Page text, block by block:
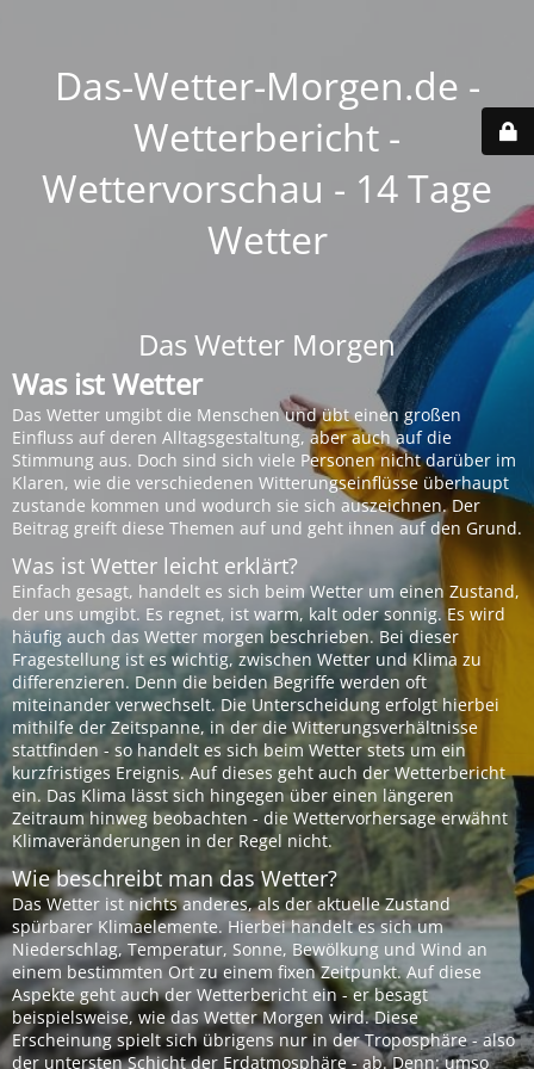
Das-Wetter-Morgen.de -
Wetterbericht -
Wettervorschau - 14 Tage
Wetter
Das Wetter Morgen
Was ist Wetter
Das Wetter umgibt die Menschen und übt einen großen
Einfluss auf deren Alltagsgestaltung, aber auch auf die
Stimmung aus. Doch sind sich viele Personen nicht darüber im
Klaren, wie die verschiedenen Witterungseinflüsse überhaupt
zustande kommen und wodurch sie sich auszeichnen. Der
Beitrag greift diese Themen auf und geht ihnen auf den Grund.
Was ist Wetter leicht erklärt?
Einfach gesagt, handelt es sich beim Wetter um einen Zustand,
der uns umgibt. Es regnet, ist warm, kalt oder sonnig. Es wird
häufig auch das Wetter morgen beschrieben. Bei dieser
Fragestellung ist es wichtig, zwischen Wetter und Klima zu
differenzieren. Denn die beiden Begriffe werden oft
miteinander verwechselt. Die Unterscheidung erfolgt hierbei
mithilfe der Zeitspanne, in der die Witterungsverhältnisse
stattfinden - so handelt es sich beim Wetter stets um ein
kurzfristiges Ereignis. Auf dieses geht auch der Wetterbericht
ein. Das Klima lässt sich hingegen über einen längeren
Zeitraum hinweg beobachten - die Wettervorhersage erwähnt
Klimaveränderungen in der Regel nicht.
Wie beschreibt man das Wetter?
Das Wetter ist nichts anderes, als der aktuelle Zustand
spürbarer Klimaelemente. Hierbei handelt es sich um
Niederschlag, Temperatur, Sonne, Bewölkung und Wind an
einem bestimmten Ort zu einem fixen Zeitpunkt. Auf diese
Aspekte geht auch der Wetterbericht ein - er besagt
beispielsweise, wie das Wetter Morgen wird. Diese
Erscheinung spielt sich übrigens nur in der Troposphäre - also
der untersten Schicht der Erdatmosphäre - ab. Denn: umso